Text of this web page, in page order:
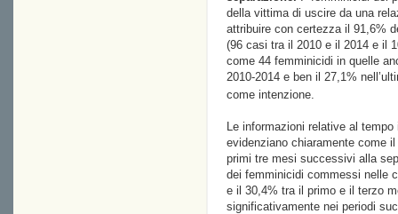
della vittima di uscire da una
attribuire con certezza il 91,6%
(96 casi tra il 2010 e il 2014 e il
come 44 femminicidi in quelle
2010-2014 e ben il 27,1%
come intenzione.
Le informazioni relative al
evidenziano chiaramente come
primi tre mesi successivi alla
dei femminicidi commessi nelle
e il 30,4% tra il primo e il terzo
significativamente nei periodi